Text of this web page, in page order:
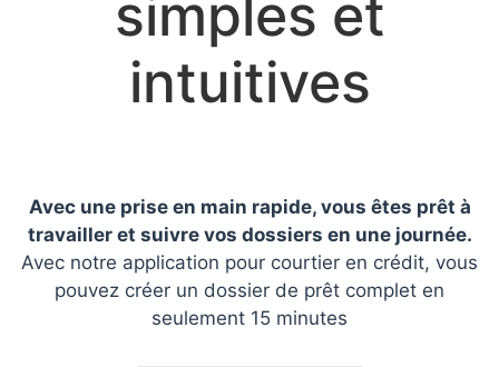
simples et
intuitives
Avec une prise en main rapide, vous êtes prêt à
travailler et suivre vos dossiers en une journée.
Avec notre application pour courtier en crédit, vous
pouvez créer un dossier de prêt complet en
seulement 15 minutes